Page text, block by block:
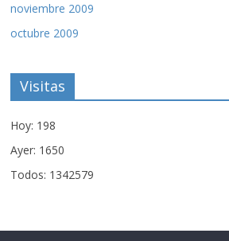
noviembre 2009
octubre 2009
Visitas
Hoy: 198
Ayer: 1650
Todos: 1342579